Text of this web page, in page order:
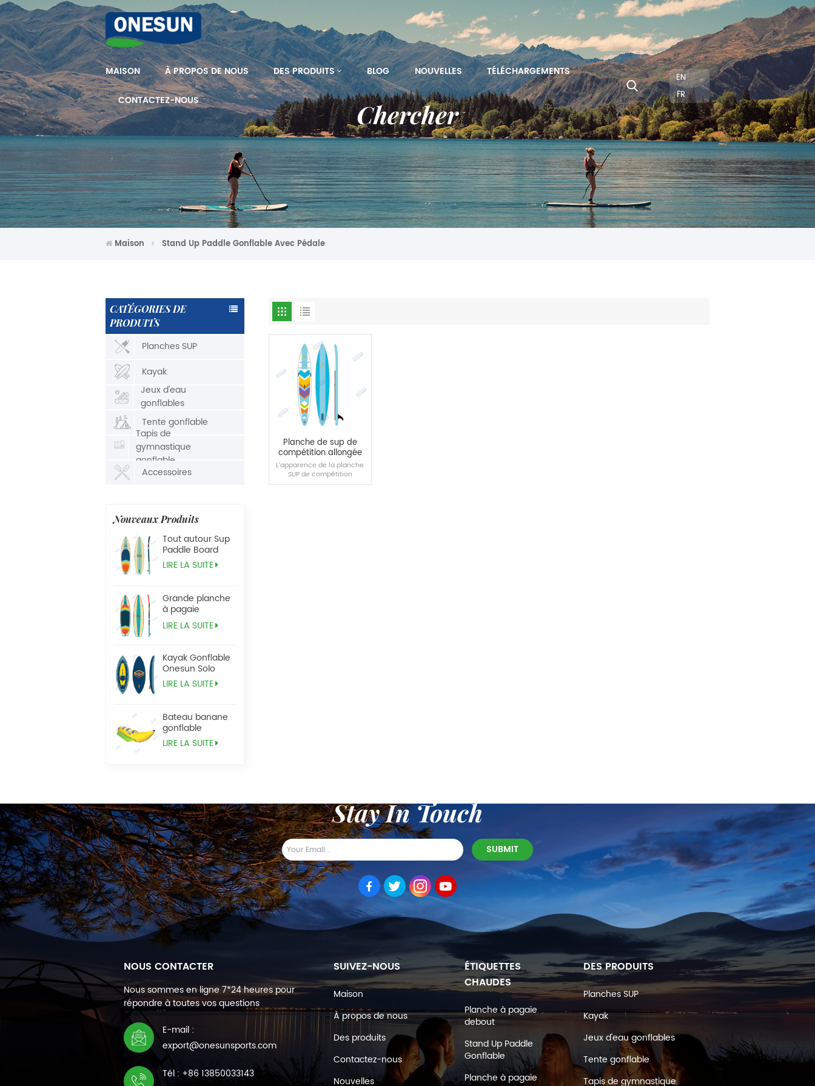
MAISON À PROPOS DE NOUS DES PRODUITS BLOG NOUVELLES TÉLÉCHARGEMENTS
CONTACTEZ-NOUS
EN
FR
Chercher
Maison Stand Up Paddle Gonflable Avec Pédale
CATÉGORIES DE
PRODUITS
Planches SUP
Kayak
Jeux d'eau
gonflables
Tente gonflable
Tapis de
gymnastique
gonflable
Accessoires
Nouveaux Produits
Tout autour Sup
Paddle Board
LIRE LA SUITE
Grande planche
à pagaie
Tandem Sup
LIRE LA SUITE
Kayak Gonflable
Onesun Solo
LIRE LA SUITE
Bateau banane
gonflable
LIRE LA SUITE
Planche de sup de
compétition allongée
Dazzle
L'apparence de la planche
SUP de compétition
traditionnelle est
Stay In Touch
NOUS CONTACTER
Nous sommes en ligne 7*24 heures pour
répondre à toutes vos questions
E-mail :
export@onesunsports.com
Tél : +86 13850033143
SUIVEZ-NOUS
Maison
À propos de nous
Des produits
Contactez-nous
Nouvelles
ÉTIQUETTES
CHAUDES
Planche à pagaie
debout
Stand Up Paddle
Gonflable
Planche à pagaie
DES PRODUITS
Planches SUP
Kayak
Jeux d'eau gonflables
Tente gonflable
Tapis de gymnastique